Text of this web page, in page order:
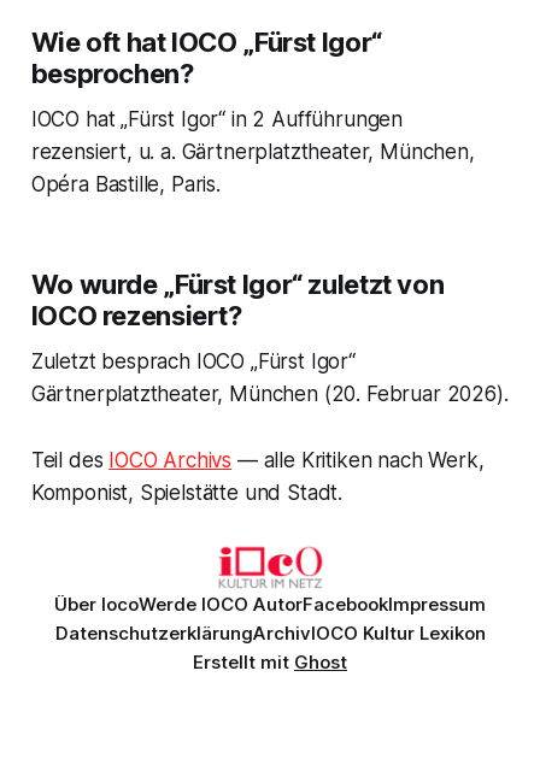
Wie oft hat IOCO „Fürst Igor“
besprochen?
IOCO hat „Fürst Igor“ in 2 Aufführungen
rezensiert, u. a. Gärtnerplatztheater, München,
Opéra Bastille, Paris.
Wo wurde „Fürst Igor“ zuletzt von
IOCO rezensiert?
Zuletzt besprach IOCO „Fürst Igor“
Gärtnerplatztheater, München (20. Februar 2026).
Teil des IOCO Archivs — alle Kritiken nach Werk,
Komponist, Spielstätte und Stadt.
Über IocoWerde IOCO AutorFacebookImpressum
DatenschutzerklärungArchivIOCO Kultur Lexikon
Erstellt mit Ghost